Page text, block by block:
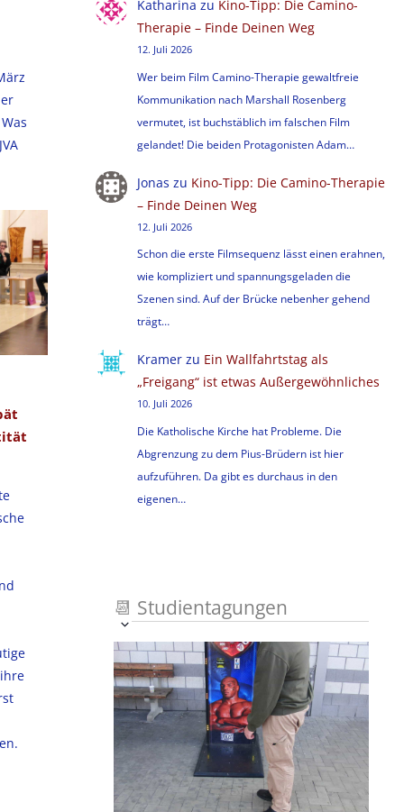
Katharina zu Kino-Tipp: Die Camino-
Therapie – Finde Deinen Weg
12. Juli 2026
Wer beim Film Camino-Therapie gewaltfreie
Kommunikation nach Marshall Rosenberg
vermutet, ist buchstäblich im falschen Film
gelandet! Die beiden Protagonisten Adam…
Jonas zu Kino-Tipp: Die Camino-Therapie
– Finde Deinen Weg
12. Juli 2026
Schon die erste Filmsequenz lässt einen erahnen,
wie kompliziert und spannungsgeladen die
Szenen sind. Auf der Brücke nebenher gehend
trägt…
Kramerzu Ein Wallfahrtstag als
„Freigang“ ist etwas Außergewöhnliches
10. Juli 2026
Die Katholische Kirche hat Probleme. Die
Abgrenzung zu dem Pius-Brüdern ist hier
aufzuführen. Da gibt es durchaus in den
eigenen…
📆 Studientagungen
Ansichten-
Navigation
Veranstaltung
Ansichten-
Navigation
auswählen.
List
of
Veranstaltungen
in
Photo